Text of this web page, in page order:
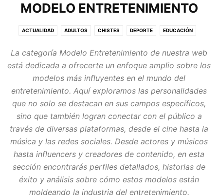
MODELO ENTRETENIMIENTO
ACTUALIDAD ADULTOS CHISTES DEPORTE EDUCACIÓN
FUTBOL GATITOS GENTE HOGAR HUMOR IMAGEN Y SONIDO
MODA MODA HOMBRE
MODELO ENTRETENIMIENTO
TUTORIALES TV Y CINE ZONA PRIVADA
La categoría Modelo Entretenimiento de nuestra web
está dedicada a ofrecerte un enfoque amplio sobre los
modelos más influyentes en el mundo del
entretenimiento. Aquí exploramos las personalidades
que no solo se destacan en sus campos específicos,
sino que también logran conectar con el público a
través de diversas plataformas, desde el cine hasta la
música y las redes sociales. Desde actores y músicos
hasta influencers y creadores de contenido, en esta
sección encontrarás perfiles detallados, historias de
éxito y análisis sobre cómo estos modelos están
moldeando la industria del entretenimiento.